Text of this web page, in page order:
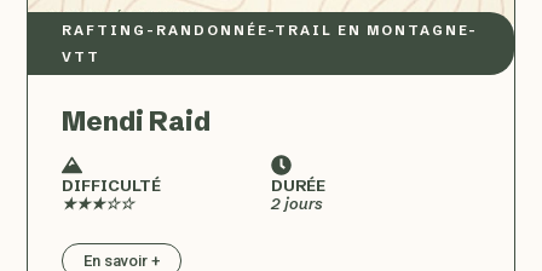
RAFTING – RANDONNÉE–TRAIL EN MONTAGNE–
VTT
Mendi Raid
DIFFICULTÉ
★★★☆☆
DURÉE
2 jours
En savoir +